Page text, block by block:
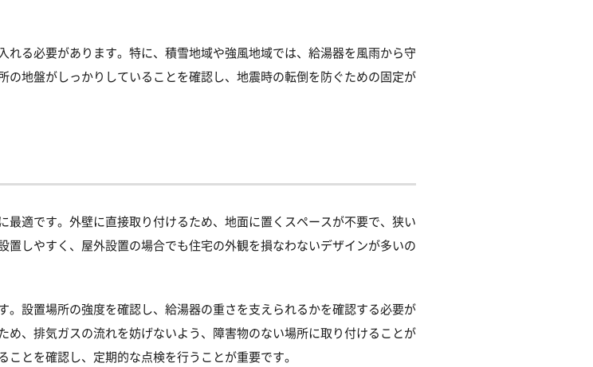
る必要があります。特に、積雪地域や強風地域では、給湯器を風雨から守
地盤がしっかりしていることを確認し、地震時の転倒を防ぐための固定が
適です。外壁に直接取り付けるため、地面に置くスペースが不要で、狭い
しやすく、屋外設置の場合でも住宅の外観を損なわないデザインが多いの
設置場所の強度を確認し、給湯器の重さを支えられるかを確認する必要が
、排気ガスの流れを妨げないよう、障害物のない場所に取り付けることが
とを確認し、定期的な点検を行うことが重要です。